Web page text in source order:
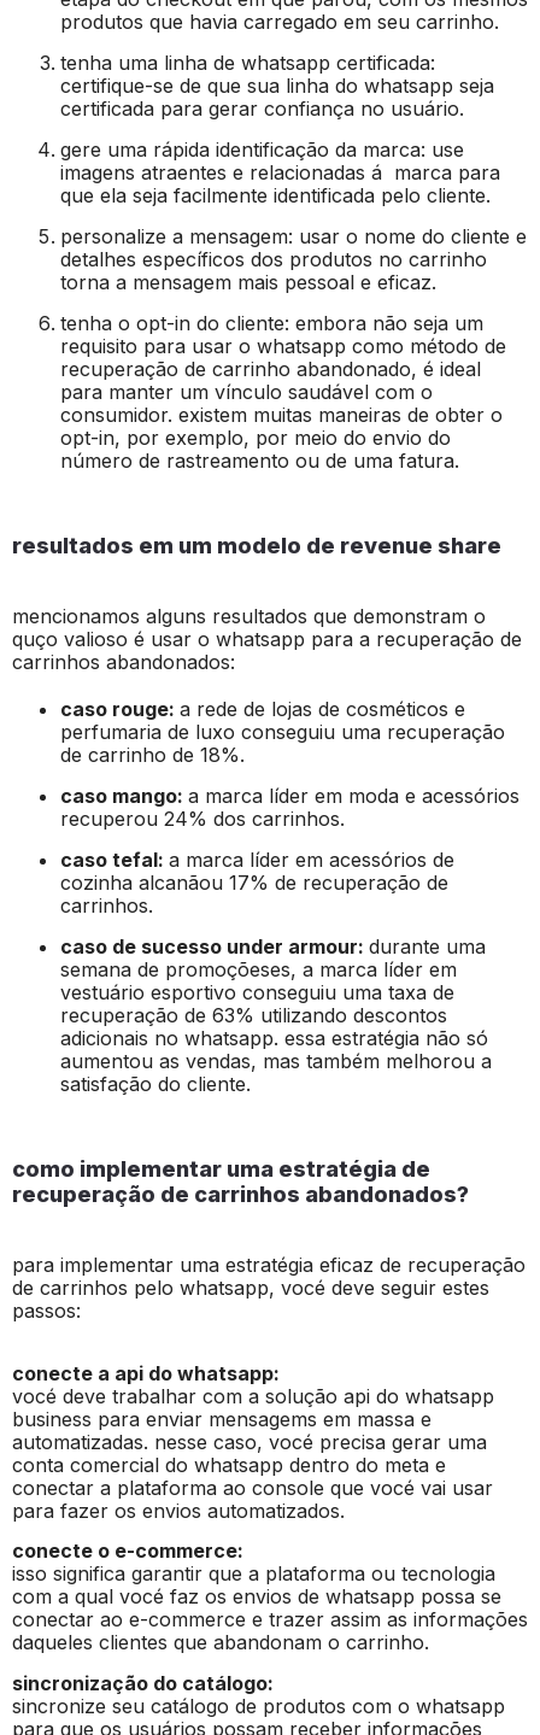
produtos que havia carregado em seu carrinho.
tenha uma linha de whatsapp certificada:
certifique-se de que sua linha do whatsapp seja
certificada para gerar confiança no usuário.
gere uma rápida identificação da marca: use
imagens atraentes e relacionadas á marca para
que ela seja facilmente identificada pelo cliente.
personalize a mensagem: usar o nome do cliente e
detalhes específicos dos produtos no carrinho
torna a mensagem mais pessoal e eficaz.
tenha o opt-in do cliente: embora não seja um
requisito para usar o whatsapp como método de
recuperação de carrinho abandonado, é ideal
para manter um vínculo saudável com o
consumidor. existem muitas maneiras de obter o
opt-in, por exemplo, por meio do envio do
número de rastreamento ou de uma fatura.
resultados em um modelo de revenue share
mencionamos alguns resultados que demonstram o
quço valioso é usar o whatsapp para a recuperação de
carrinhos abandonados:
caso rouge: a rede de lojas de cosméticos e
perfumaria de luxo conseguiu uma recuperação
de carrinho de 18%.
caso mango: a marca líder em moda e acessórios
recuperou 24% dos carrinhos.
caso tefal: a marca líder em acessórios de
cozinha alcanãou 17% de recuperação de
carrinhos.
caso de sucesso under armour: durante uma
semana de promoçõeses, a marca líder em
vestuário esportivo conseguiu uma taxa de
recuperação de 63% utilizando descontos
adicionais no whatsapp. essa estratégia não só
aumentou as vendas, mas também melhorou a
satisfação do cliente.
como implementar uma estratégia de
recuperação de carrinhos abandonados?
para implementar uma estratégia eficaz de recuperação
de carrinhos pelo whatsapp, vocé deve seguir estes
passos:
conecte a api do whatsapp:
vocé deve trabalhar com a solução api do whatsapp
business para enviar mensagems em massa e
automatizadas. nesse caso, vocé precisa gerar uma
conta comercial do whatsapp dentro do meta e
conectar a plataforma ao console que vocé vai usar
para fazer os envios automatizados.
conecte o e-commerce:
isso significa garantir que a plataforma ou tecnologia
com a qual vocé faz os envios de whatsapp possa se
conectar ao e-commerce e trazer assim as informações
daqueles clientes que abandonam o carrinho.
sincronização do catálogo:
sincronize seu catálogo de produtos com o whatsapp
para que os usuários possam receber informações